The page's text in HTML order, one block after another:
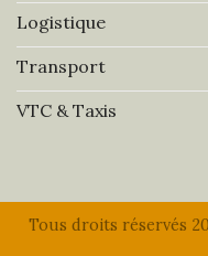
Logistique
Transport
VTC & Taxis
Tous droits réservés